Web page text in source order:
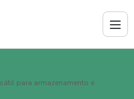
para armazenamento e